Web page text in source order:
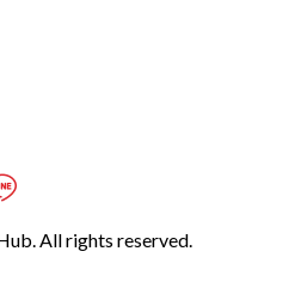
All rights reserved.